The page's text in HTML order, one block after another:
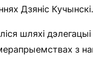
Дзяніс Кучынскі.
шляхі
мерапрыемствах з